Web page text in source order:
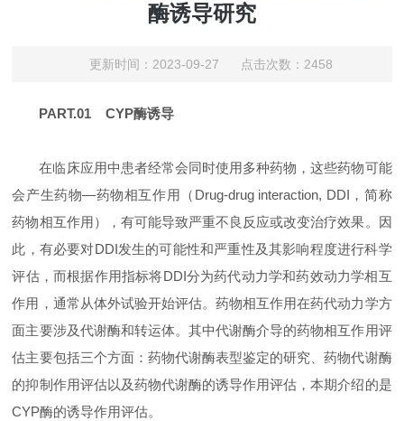
酶诱导研究
更新时间：2023-09-27 点击次数：2458
PART.01 CYP酶诱导
在临床应用中患者经常会同时使用多种药物，这些药物可能
会产生药物—药物相互作用（Drug-drug interaction, DDI，简称
药物相互作用），有可能导致严重不良反应或改变治疗效果。因
此，有必要对DDI发生的可能性和严重性及其影响程度进行科学
评估，而根据作用指标将DDI分为药代动力学和药效动力学相互
作用，通常从体外试验开始评估。药物相互作用在药代动力学方
面主要涉及代谢酶和转运体。其中代谢酶介导的药物相互作用评
估主要包括三个方面：药物代谢酶表型鉴定的研究、药物代谢酶
的抑制作用评估以及药物代谢酶的诱导作用评估，本期介绍的是
CYP酶的诱导作用评估。